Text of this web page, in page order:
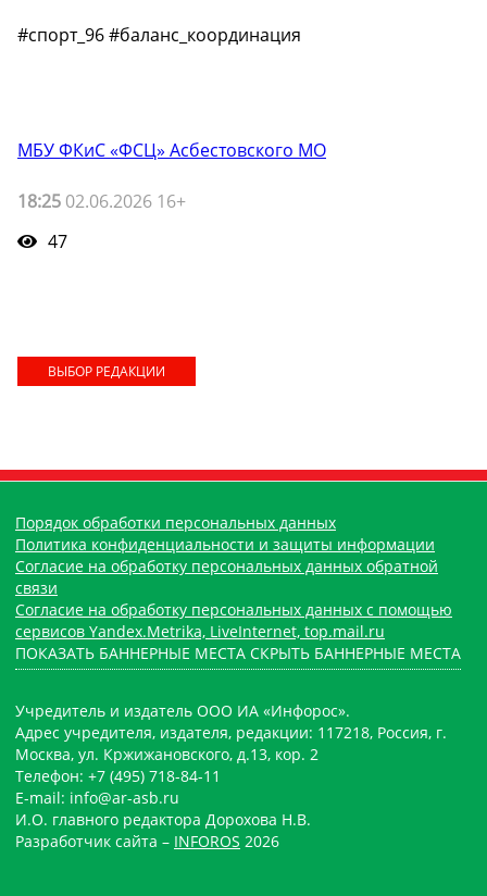
#спорт_96 #баланс_координация
МБУ ФКиС «ФСЦ» Асбестовского МО
18:25 02.06.2026 16+
47
ВЫБОР РЕДАКЦИИ
Порядок обработки персональных данных
Политика конфиденциальности и защиты информации
Согласие на обработку персональных данных обратной
связи
Согласие на обработку персональных данных с помощью
сервисов Yandex.Metrika, LiveInternet, top.mail.ru
ПОКАЗАТЬ БАННЕРНЫЕ МЕСТА СКРЫТЬ БАННЕРНЫЕ МЕСТА
Учредитель и издатель ООО ИА «Инфорос».
Адрес учредителя, издателя, редакции: 117218, Россия, г.
Москва, ул. Кржижановского, д.13, кор. 2
Телефон: +7 (495) 718-84-11
E-mail: info@ar-asb.ru
И.О. главного редактора Дорохова Н.В.
Разработчик сайта – INFOROS 2026